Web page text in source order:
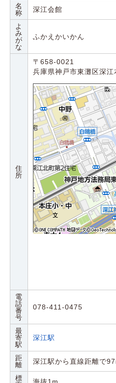
名
称
深江会館
よ
み
が
な
ふかえかいかん
住
所
〒658-0021
兵庫県神戸市東灘区深江
電
話
番
号
078-411-0475
最
寄
駅
深江駅
距
離
深江駅から直線距離で
標
海抜1m